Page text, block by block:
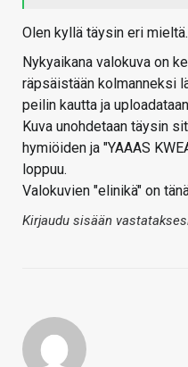
Olen kyllä täysin eri mieltä.
Nykyaikana valokuva on
räpsäistään kolmanneksi
peilin kautta ja
Kuva unohdetaan täysin
hymiöiden ja "YAAAS
loppuu.
Valokuvien "elinikä" on
Kirjaudu sisään